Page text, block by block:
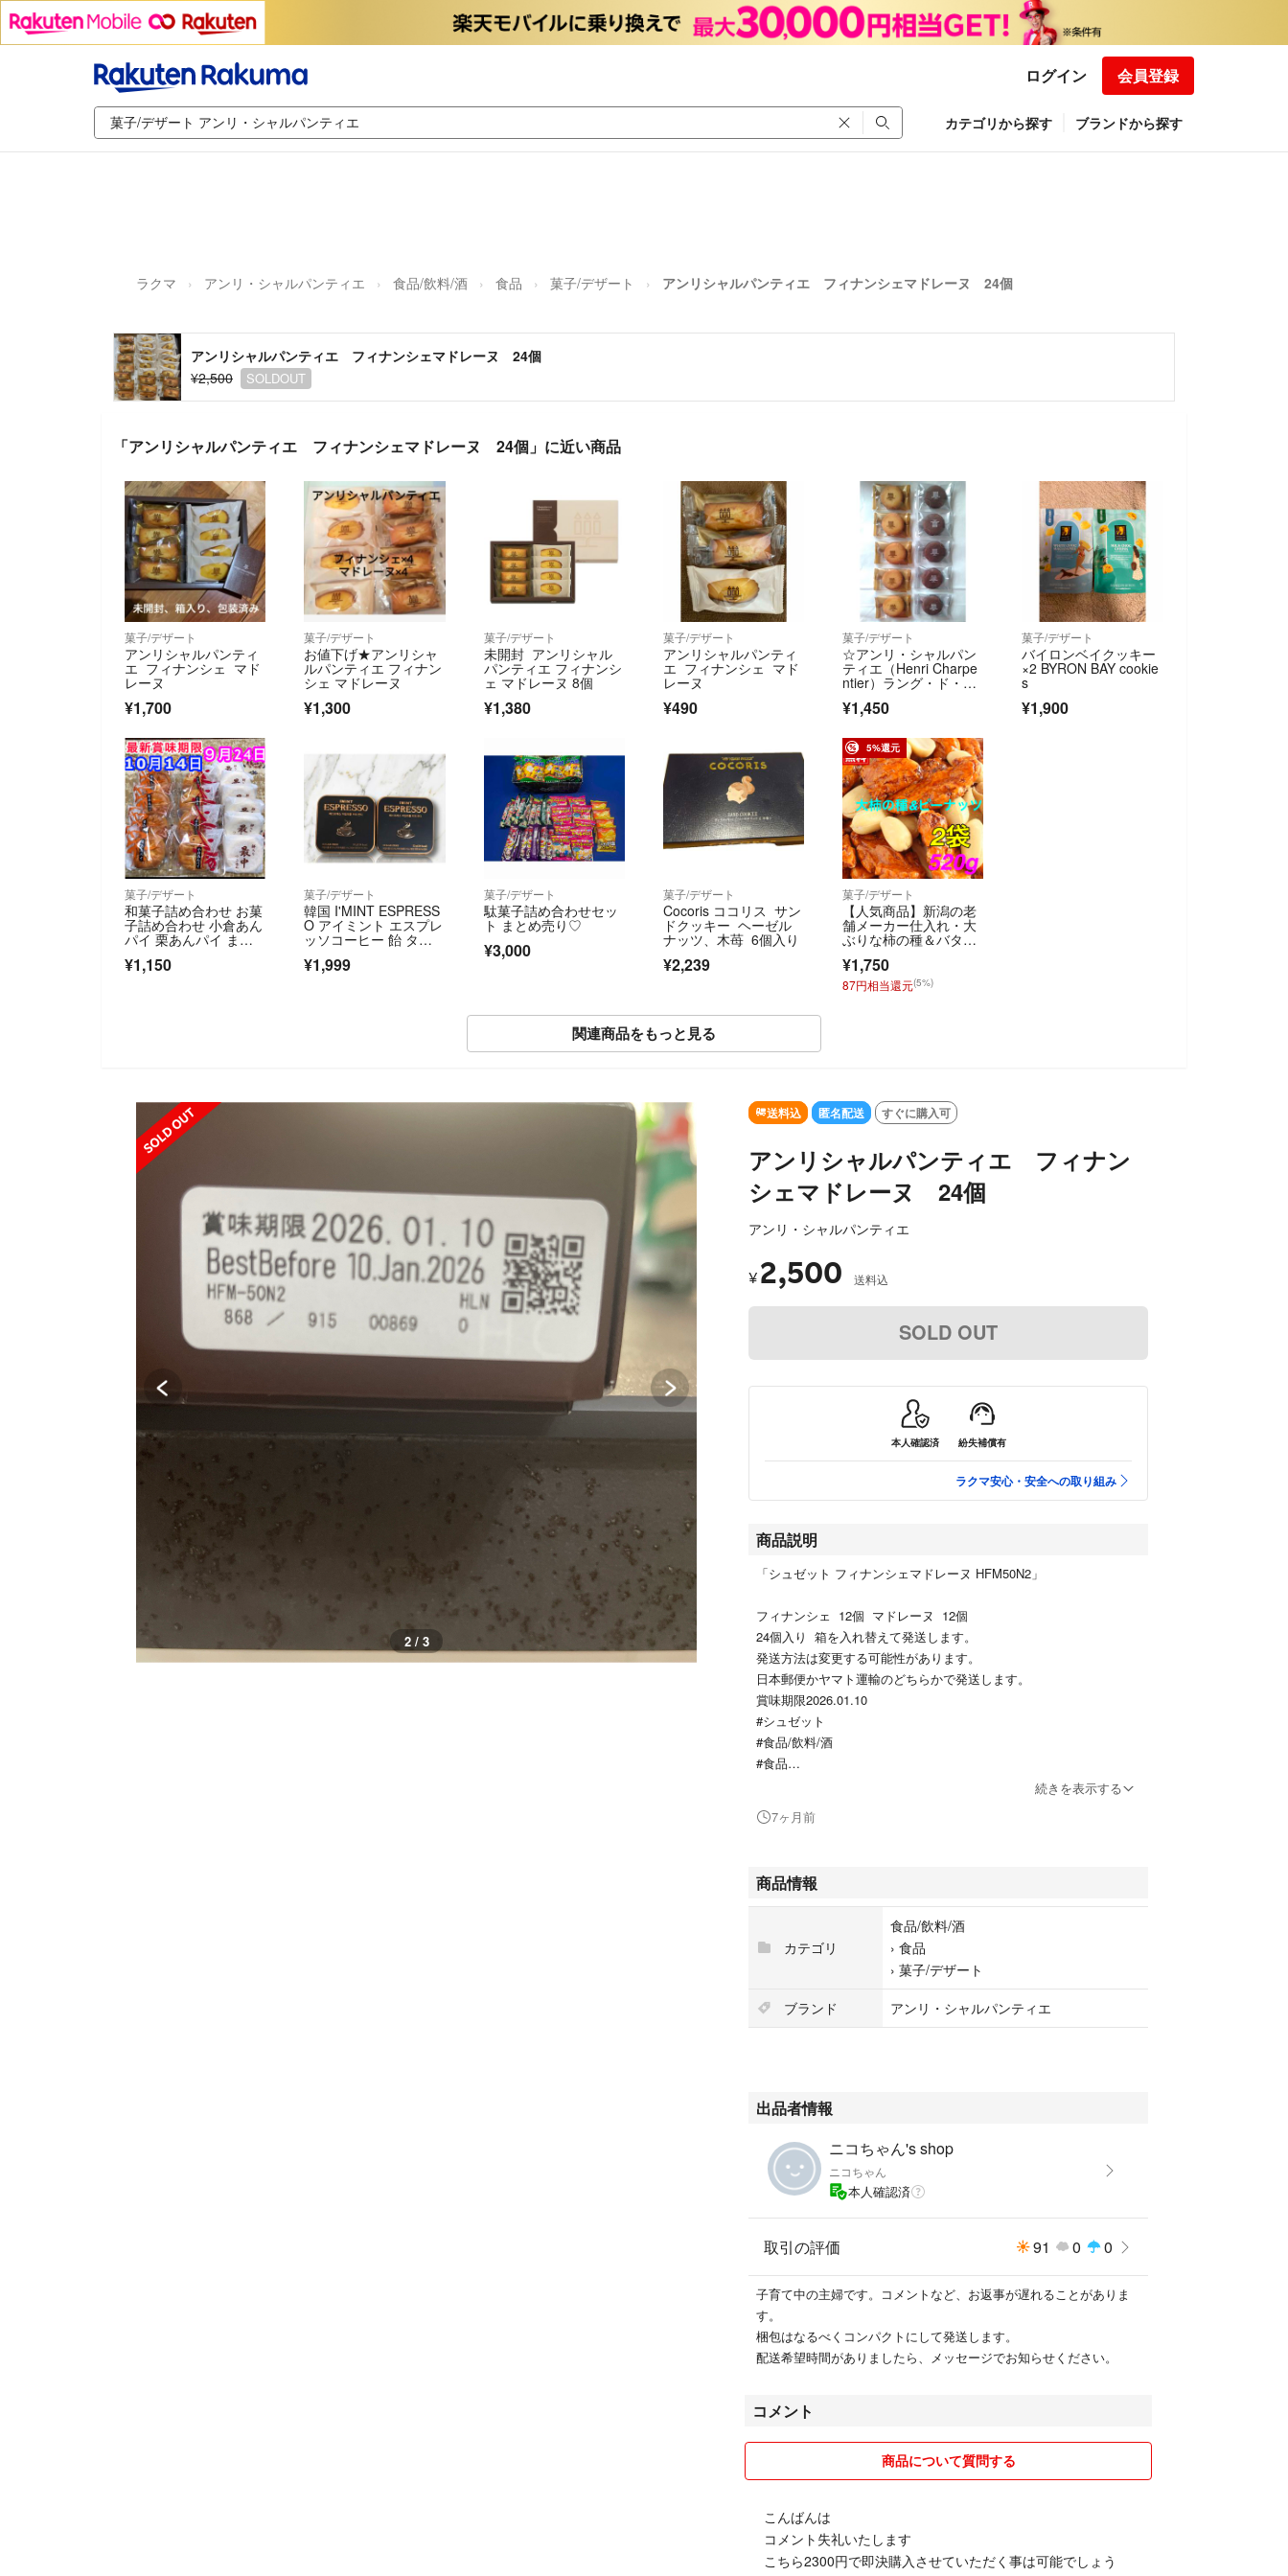
ログイン 会員登録
カテゴリから探す ブランドから探す
ラクマ アンリ・シャルパンティエ 食品/飲料/酒 食品 菓子/デザート アンリシャルパンティエ フィナンシェマドレーヌ 24個
アンリシャルパンティエ フィナンシェマドレーヌ 24個
¥2,500
SOLDOUT
「アンリシャルパンティエ フィナンシェマドレーヌ 24個」に近い商品
菓子/デザート
アンリシャルパンティ
エ フィナンシェ マド
レーヌ
¥1,700
菓子/デザート
お値下げ★アンリシャ
ルパンティエ フィナン
シェ マドレーヌ
¥1,300
菓子/デザート
未開封 アンリシャル
パンティエ フィナンシ
ェ マドレーヌ 8個
¥1,380
菓子/デザート
アンリシャルパンティ
エ フィナンシェ マド
レーヌ
¥490
菓子/デザート
☆アンリ・シャルパン
ティエ（Henri Charpe
ntier）ラング・ド・シ
ャ詰め合わせ【10個】
¥1,450
菓子/デザート
バイロンベイクッキー
×2 BYRON BAY cookie
s
¥1,900
菓子/デザート
和菓子詰め合わせ お菓
子詰め合わせ 小倉あん
パイ 栗あんパイ まん
¥1,150
菓子/デザート
韓国 I'MINT ESPRESS
O アイミント エスプレ
ッソコーヒー 飴 タブ
購入可能
¥1,999
菓子/デザート
駄菓子詰め合わせセッ
ト まとめ売り♡
¥3,000
菓子/デザート
Cocoris ココリス サン
ドクッキー ヘーゼル
ナッツ、木苺 6個入り
¥2,239
5%還元
菓子/デザート
【人気商品】新潟の老
舗メーカー仕入れ・大
ぶりな柿の種＆バター
¥1,750
87円相当還元(5%)
関連商品をもっと見る
SOLD OUT
2 / 3
送料込 匿名配送 すぐに購入可
アンリシャルパンティエ フィナン
シェマドレーヌ 24個
アンリ・シャルパンティエ
¥ 2,500 送料込
SOLD OUT
本人確認済 紛失補償有
ラクマ安心・安全への取り組み
商品説明
「シュゼット フィナンシェマドレーヌ HFM50N2」
フィナンシェ 12個 マドレーヌ 12個
24個入り 箱を入れ替えて発送します。
発送方法は変更する可能性があります。
日本郵便かヤマト運輸のどちらかで発送します。
賞味期限2026.01.10
#シュゼット
#食品/飲料/酒
#食品
続きを表示する
7ヶ月前
商品情報
カテゴリ
食品/飲料/酒
› 食品
› 菓子/デザート
ブランド
アンリ・シャルパンティエ
出品者情報
ニコちゃん's shop
ニコちゃん
本人確認済
取引の評価 91 0 0
子育て中の主婦です。コメントなど、お返事が遅れることがありま
す。
梱包はなるべくコンパクトにして発送します。
配送希望時間がありましたら、メッセージでお知らせください。
コメント
商品について質問する
こんばんは
コメント失礼いたします
こちら2300円で即決購入させていただく事は可能でしょう